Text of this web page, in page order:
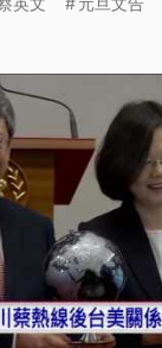
為歲末談話，
喊話。 ==總統 蔡英文==